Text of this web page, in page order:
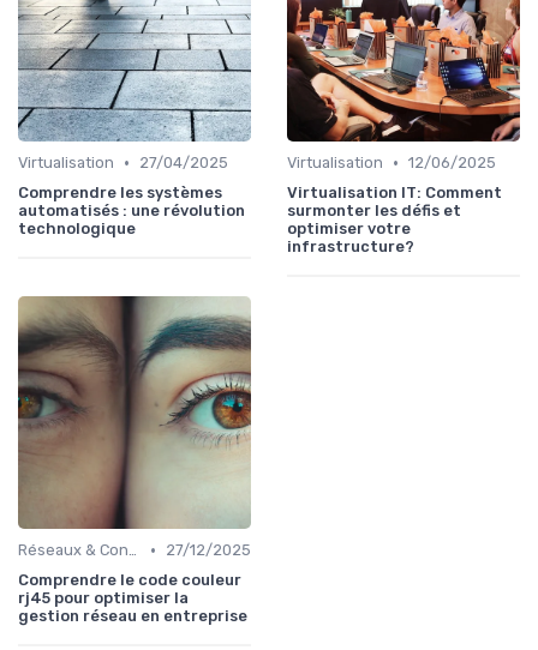
Virtualisation •
27/04/2025
Comprendre les systèmes
automatisés : une révolution
technologique
Virtualisation • 12/06/2025
Virtualisation IT: Comment
surmonter les défis et
optimiser votre
infrastructure?
Réseaux & Connectivité •
27/12/2025
Comprendre le code couleur
rj45 pour optimiser la
gestion réseau en entreprise